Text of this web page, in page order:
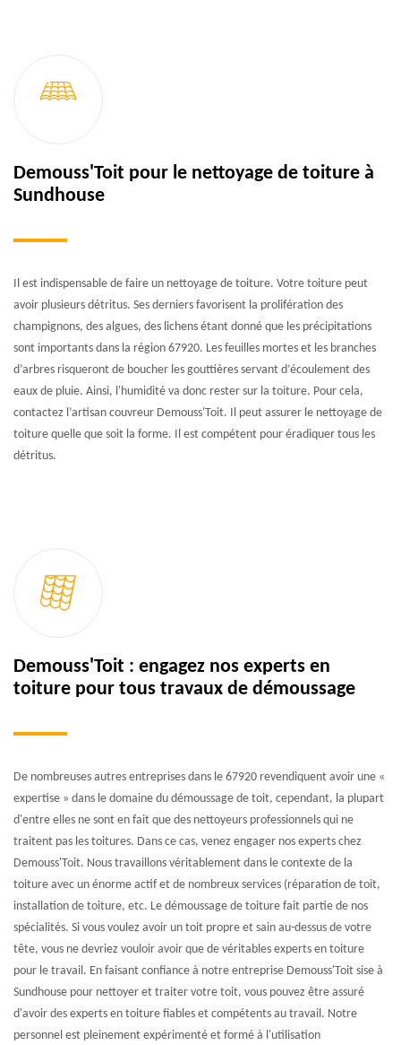
Demouss'Toit pour le nettoyage de toiture à
Sundhouse
Il est indispensable de faire un nettoyage de toiture. Votre toiture peut
avoir plusieurs détritus. Ses derniers favorisent la prolifération des
champignons, des algues, des lichens étant donné que les précipitations
sont importants dans la région 67920. Les feuilles mortes et les branches
d’arbres risqueront de boucher les gouttières servant d’écoulement des
eaux de pluie. Ainsi, l'humidité va donc rester sur la toiture. Pour cela,
contactez l’artisan couvreur Demouss'Toit. Il peut assurer le nettoyage de
toiture quelle que soit la forme. Il est compétent pour éradiquer tous les
détritus.
Demouss'Toit : engagez nos experts en
toiture pour tous travaux de démoussage
De nombreuses autres entreprises dans le 67920 revendiquent avoir une «
expertise » dans le domaine du démoussage de toit, cependant, la plupart
d'entre elles ne sont en fait que des nettoyeurs professionnels qui ne
traitent pas les toitures. Dans ce cas, venez engager nos experts chez
Demouss'Toit. Nous travaillons véritablement dans le contexte de la
toiture avec un énorme actif et de nombreux services (réparation de toit,
installation de toiture, etc. Le démoussage de toiture fait partie de nos
spécialités. Si vous voulez avoir un toit propre et sain au-dessus de votre
tête, vous ne devriez vouloir avoir que de véritables experts en toiture
pour le travail. En faisant confiance à notre entreprise Demouss'Toit sise à
Sundhouse pour nettoyer et traiter votre toit, vous pouvez être assuré
d'avoir des experts en toiture fiables et compétents au travail. Notre
personnel est pleinement expérimenté et formé à l'utilisation